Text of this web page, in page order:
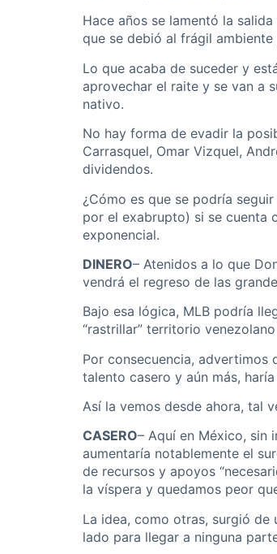
Hace años se lamentó la
que se debió al frágil
Lo que acaba de suceder y
aprovechar el raite y se van a
nativo.
No hay forma de evadir la
Carrasquel, Omar Vizquel,
dividendos.
¿Cómo es que se podría
por el exabrupto) si se cuenta
exponencial.
DINERO– Atenidos a lo que
vendrá el regreso de las
Bajo esa lógica, MLB podría
“rastrillar” territorio
Por consecuencia, advertimos
talento casero y aún más,
Así la vemos desde ahora, tal
CASERO– Aquí en México, sin
aumentaría notablemente el
de recursos y apoyos
la víspera y quedamos peor
La idea, como otras, surgió de
lado para llegar a ninguna